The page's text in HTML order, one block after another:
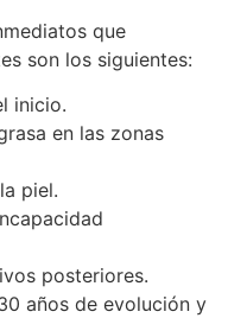
que
son los siguientes:
inicio.
en las zonas
piel.
posteriores.
años de evolución y